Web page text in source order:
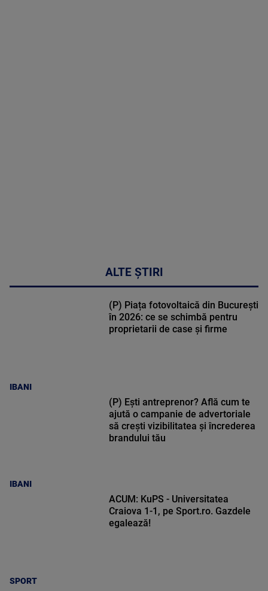
ALTE ȘTIRI
IBANI
(P) Piața fotovoltaică din București
în 2026: ce se schimbă pentru
proprietarii de case și firme
IBANI
(P) Ești antreprenor? Află cum te
ajută o campanie de advertoriale
să crești vizibilitatea și încrederea
brandului tău
SPORT
ACUM: KuPS - Universitatea
Craiova 1-1, pe Sport.ro. Gazdele
egalează!